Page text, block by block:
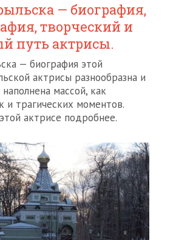
— биография,
творческий и
путь актрисы.
— биография этой
актрисы разнообразна и
массой, как
и трагических моментов.
актрисе подробнее.